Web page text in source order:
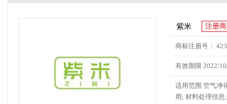
紫米 注册
商标注册号：
有效期限 2022/
适用范围 空气净
用; 材料处理信息